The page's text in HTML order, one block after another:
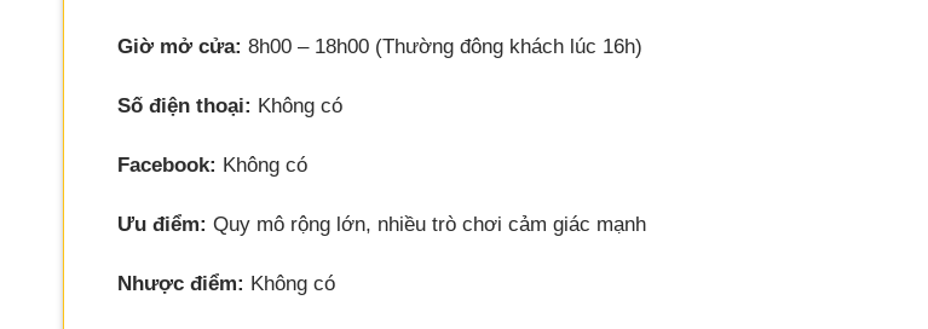
Giờ mở cửa: 8h00 – 18h00 (Thường đông khách lúc 16h)
Số điện thoại: Không có
Facebook: Không có
Ưu điểm: Quy mô rộng lớn, nhiều trò chơi cảm giác mạnh
Nhược điểm: Không có